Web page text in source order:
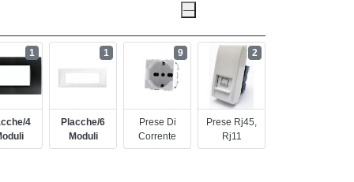
4
1
Placche/6
Moduli
1
Prese Di
Corrente
9
Prese Rj45,
Rj11
2